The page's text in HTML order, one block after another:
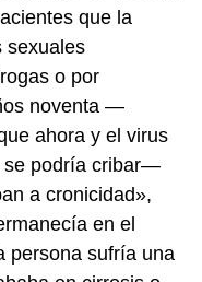
que la
sexuales
o por
noventa —
ahora y el virus
se podría cribar—
a cronicidad»,
en el
persona sufría una